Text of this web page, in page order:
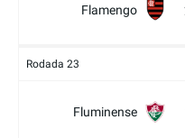
Flamengo
Rodada 23
Fluminense